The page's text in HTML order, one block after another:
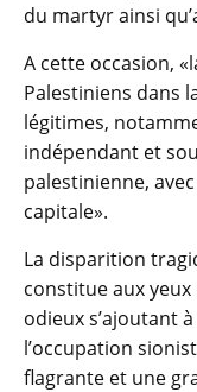
du martyr ainsi
A cette occasion,
Palestiniens dans
légitimes,
indépendant et
palestinienne,
capitale».
La disparition
constitue aux yeux
odieux s’ajoutant
l’occupation
flagrante et une